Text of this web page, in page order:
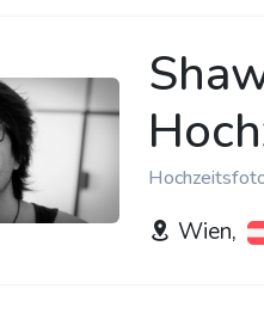
Wien,